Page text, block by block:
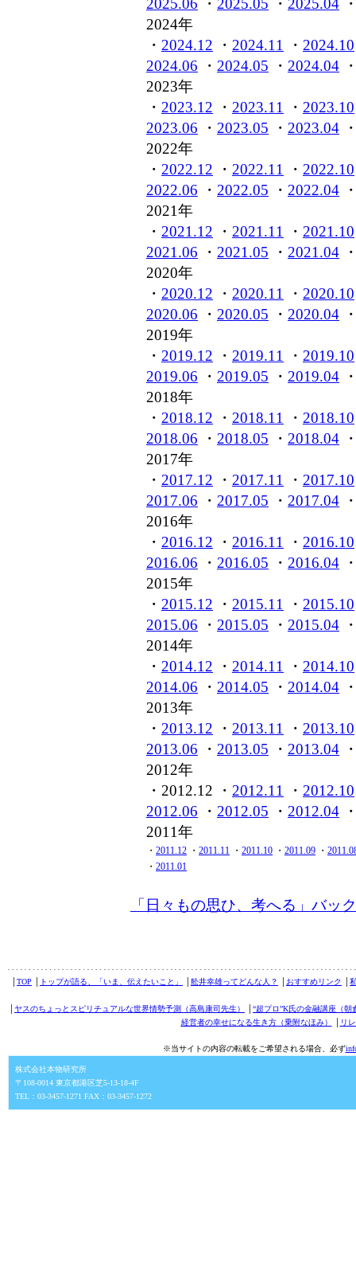
2025.06 ・ 2025.05 ・ 2025.04
2024年
・ 2024.12 ・ 2024.11 ・ 2024.10
2024.06 ・ 2024.05 ・ 2024.04
2023年
・ 2023.12 ・ 2023.11 ・ 2023.10
2023.06 ・ 2023.05 ・ 2023.04
2022年
・ 2022.12 ・ 2022.11 ・ 2022.10
2022.06 ・ 2022.05 ・ 2022.04
2021年
・ 2021.12 ・ 2021.11 ・ 2021.10
2021.06 ・ 2021.05 ・ 2021.04
2020年
・ 2020.12 ・ 2020.11 ・ 2020.10
2020.06 ・ 2020.05 ・ 2020.04
2019年
・ 2019.12 ・ 2019.11 ・ 2019.10
2019.06 ・ 2019.05 ・ 2019.04
2018年
・ 2018.12 ・ 2018.11 ・ 2018.10
2018.06 ・ 2018.05 ・ 2018.04
2017年
・ 2017.12 ・ 2017.11 ・ 2017.10
2017.06 ・ 2017.05 ・ 2017.04
2016年
・ 2016.12 ・ 2016.11 ・ 2016.10
2016.06 ・ 2016.05 ・ 2016.04
2015年
・ 2015.12 ・ 2015.11 ・ 2015.10
2015.06 ・ 2015.05 ・ 2015.04
2014年
・ 2014.12 ・ 2014.11 ・ 2014.10
2014.06 ・ 2014.05 ・ 2014.04
2013年
・ 2013.12 ・ 2013.11 ・ 2013.10
2013.06 ・ 2013.05 ・ 2013.04
2012年
・2012.12 ・ 2012.11 ・ 2012.10
2012.06 ・ 2012.05 ・ 2012.04
2011年
・ 2011.12 ・ 2011.11 ・ 2011.10 ・ 2011.09 ・
・ 2011.01
「日々もの思ひ、考へる」バッ
TOP トップが語る、「いま、伝えたいこと」 舩井幸雄ってどんな人？ おすすめリンク
ヤスのちょっとスピリチュアルな世界情勢予測（高島康司先生）
“超プロ”K氏の金融講座（朝
経営者の幸せになる生き方（乗附なほみ）
リ
※当サイトの内容の転載をご希望される場合、必ず
株式会社本物研究所
〒108-0014 東京都港区芝5-13-18-4F
TEL：03-3457-1271 FAX：03-3457-1272